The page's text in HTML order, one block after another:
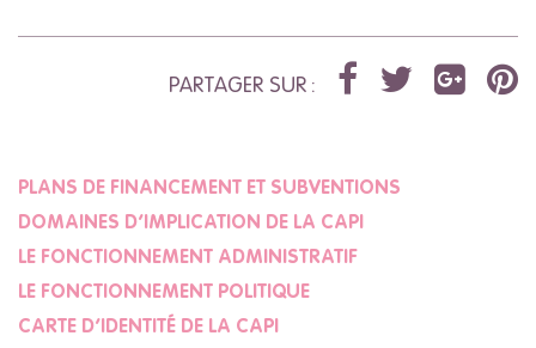
PARTAGER SUR :
PLANS DE FINANCEMENT ET SUBVENTIONS
DOMAINES D’IMPLICATION DE LA CAPI
LE FONCTIONNEMENT ADMINISTRATIF
LE FONCTIONNEMENT POLITIQUE
CARTE D’IDENTITÉ DE LA CAPI